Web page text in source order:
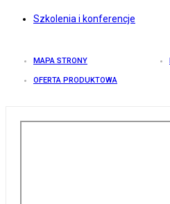
Szkolenia i konferencje
MAPA STRONY
OFERTA PRODUKTOWA